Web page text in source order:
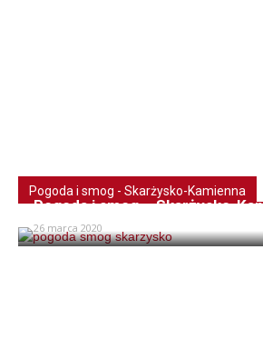
Pogoda i smog - Skarżysko-Kamienna
Pogoda i smog – Skarżysko-
26 marca 2020